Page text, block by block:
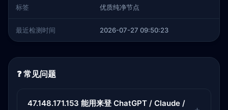
标签 优质纯净节点
最近检测时间 2026-07-27 09:50:23
❓ 常见问题
47.148.171.153 能用来登 ChatGPT / Claude /